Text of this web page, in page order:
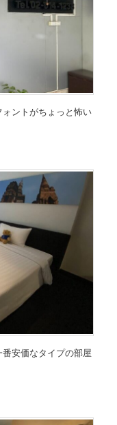
ントがちょっと怖い
安価なタイプの部屋